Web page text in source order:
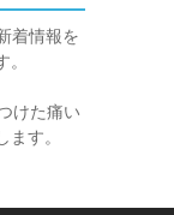
着情報を
けた痛い
す。